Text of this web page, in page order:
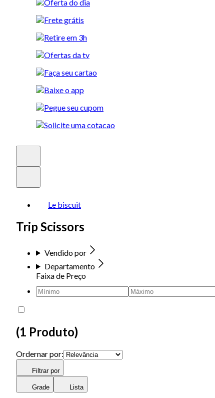
Le biscuit
Trip Scissors
Vendido por
Departamento
Faixa de Preço
(1 Produto)
Ordernar por:
Filtrar por
Grade Lista